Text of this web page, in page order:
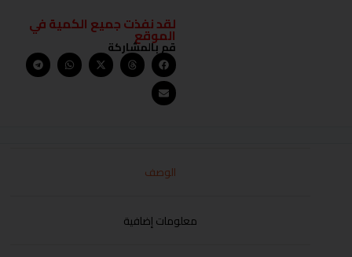
لقد نفذت جميع الكمية في
الموقع
قم بالمشاركة
الوصف
معلومات إضافية